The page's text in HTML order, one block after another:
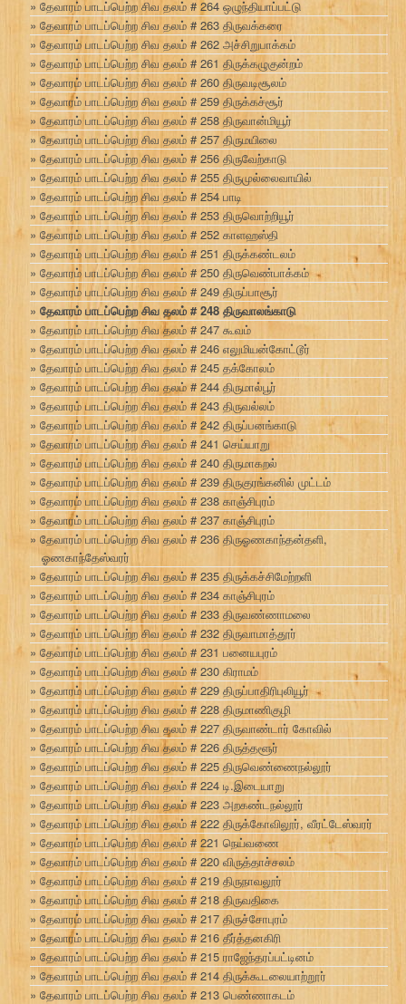
தேவாரம் பாடப்பெற்ற சிவ தலம் # 264 ஒழுந்தியாப்பட்டு
தேவாரம் பாடப்பெற்ற சிவ தலம் # 263 திருவக்கரை
தேவாரம் பாடப்பெற்ற சிவ தலம் # 262 அச்சிறுபாக்கம்
தேவாரம் பாடப்பெற்ற சிவ தலம் # 261 திருக்கழுகுன்றம்
தேவாரம் பாடப்பெற்ற சிவ தலம் # 260 திருவடிசூலம்
தேவாரம் பாடப்பெற்ற சிவ தலம் # 259 திருக்கச்சூர்
தேவாரம் பாடப்பெற்ற சிவ தலம் # 258 திருவான்மியூர்
தேவாரம் பாடப்பெற்ற சிவ தலம் # 257 திருமயிலை
தேவாரம் பாடப்பெற்ற சிவ தலம் # 256 திருவேற்காடு
தேவாரம் பாடப்பெற்ற சிவ தலம் # 255 திருமுல்லைவாயில்
தேவாரம் பாடப்பெற்ற சிவ தலம் # 254 பாடி
தேவாரம் பாடப்பெற்ற சிவ தலம் # 253 திருவொற்றியூர்
தேவாரம் பாடப்பெற்ற சிவ தலம் # 252 காளஹஸ்தி
தேவாரம் பாடப்பெற்ற சிவ தலம் # 251 திருக்கண்டலம்
தேவாரம் பாடப்பெற்ற சிவ தலம் # 250 திருவெண்பாக்கம்
தேவாரம் பாடப்பெற்ற சிவ தலம் # 249 திருப்பாசூர்
தேவாரம் பாடப்பெற்ற சிவ தலம் # 248 திருவாலங்காடு
தேவாரம் பாடப்பெற்ற சிவ தலம் # 247 கூவம்
தேவாரம் பாடப்பெற்ற சிவ தலம் # 246 எலுமியன்கோட்டூர்
தேவாரம் பாடப்பெற்ற சிவ தலம் # 245 தக்கோலம்
தேவாரம் பாடப்பெற்ற சிவ தலம் # 244 திருமால்பூர்
தேவாரம் பாடப்பெற்ற சிவ தலம் # 243 திருவல்லம்
தேவாரம் பாடப்பெற்ற சிவ தலம் # 242 திருப்பனங்காடு
தேவாரம் பாடப்பெற்ற சிவ தலம் # 241 செய்யாறு
தேவாரம் பாடப்பெற்ற சிவ தலம் # 240 திருமாகறல்
தேவாரம் பாடப்பெற்ற சிவ தலம் # 239 திருகுரங்கனில் முட்டம்
தேவாரம் பாடப்பெற்ற சிவ தலம் # 238 காஞ்சிபுரம்
தேவாரம் பாடப்பெற்ற சிவ தலம் # 237 காஞ்சிபுரம்
தேவாரம் பாடப்பெற்ற சிவ தலம் # 236 திருஓணகாந்தன்தளி,
ஓணகாந்தேஸ்வரர்
தேவாரம் பாடப்பெற்ற சிவ தலம் # 235 திருக்கச்சிமேற்றளி
தேவாரம் பாடப்பெற்ற சிவ தலம் # 234 காஞ்சிபுரம்
தேவாரம் பாடப்பெற்ற சிவ தலம் # 233 திருவண்ணாமலை
தேவாரம் பாடப்பெற்ற சிவ தலம் # 232 திருவாமாத்தூர்
தேவாரம் பாடப்பெற்ற சிவ தலம் # 231 பனையபுரம்
தேவாரம் பாடப்பெற்ற சிவ தலம் # 230 கிராமம்
தேவாரம் பாடப்பெற்ற சிவ தலம் # 229 திருப்பாதிரிபுலியூர்
தேவாரம் பாடப்பெற்ற சிவ தலம் # 228 திருமாணிகுழி
தேவாரம் பாடப்பெற்ற சிவ தலம் # 227 திருவாண்டார் கோவில்
தேவாரம் பாடப்பெற்ற சிவ தலம் # 226 திருத்தளூர்
தேவாரம் பாடப்பெற்ற சிவ தலம் # 225 திருவெண்ணைநல்லூர்
தேவாரம் பாடப்பெற்ற சிவ தலம் # 224 டி.இடையாறு
தேவாரம் பாடப்பெற்ற சிவ தலம் # 223 அறகண்டநல்லூர்
தேவாரம் பாடப்பெற்ற சிவ தலம் # 222 திருக்கோவிலூர், வீரட்டேஸ்வரர்
தேவாரம் பாடப்பெற்ற சிவ தலம் # 221 நெய்வணை
தேவாரம் பாடப்பெற்ற சிவ தலம் # 220 விருத்தாச்சலம்
தேவாரம் பாடப்பெற்ற சிவ தலம் # 219 திருநாவலூர்
தேவாரம் பாடப்பெற்ற சிவ தலம் # 218 திருவதிகை
தேவாரம் பாடப்பெற்ற சிவ தலம் # 217 திருச்சோபுரம்
தேவாரம் பாடப்பெற்ற சிவ தலம் # 216 தீர்த்தனகிரி
தேவாரம் பாடப்பெற்ற சிவ தலம் # 215 ராஜேந்தரப்பட்டினம்
தேவாரம் பாடப்பெற்ற சிவ தலம் # 214 திருக்கூடலையாற்றூர்
தேவாரம் பாடப்பெற்ற சிவ தலம் # 213 பெண்ணாகடம்